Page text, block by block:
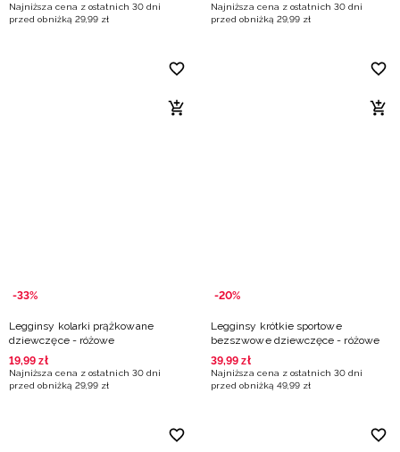
Najniższa cena z ostatnich 30 dni
przed obniżką 29,99 zł
Najniższa cena z ostatnich 30 dni
przed obniżką 29,99 zł
-33%
Legginsy kolarki prążkowane
dziewczęce - różowe
19,99 zł
Najniższa cena z ostatnich 30 dni
przed obniżką 29,99 zł
-20%
Legginsy krótkie sportowe
bezszwowe dziewczęce - różowe
39,99 zł
Najniższa cena z ostatnich 30 dni
przed obniżką 49,99 zł